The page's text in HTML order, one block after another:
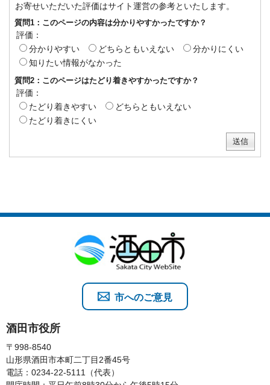
お寄せいただいた評価はサイト運営の参考といたします。
質問1：このページの内容は分かりやすかったですか？
評価：
分かりやすい
どちらともいえない
分かりにくい
知りたい情報がなかった
質問2：このページはたどり着きやすかったですか？
評価：
たどり着きやすい
どちらともいえない
たどり着きにくい
酒田市役所
〒998-8540
山形県酒田市本町二丁目2番45号
電話：0234-22-5111（代表）
市へのご意見